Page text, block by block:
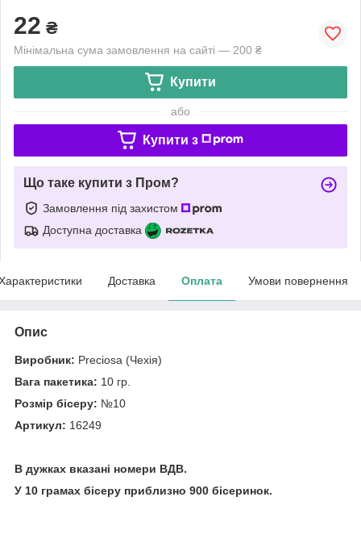
22 ₴
Мінімальна сума замовлення на сайті — 200 ₴
Купити
або
Купити з
Що таке купити з Пром?
Замовлення під захистом
Доступна доставка
Доставка Оплата Умови повернення
Опис
Виробник: Preciosa (Чехія)
Вага пакетика: 10 гр.
Розмір бісеру: №10
Артикул: 16249
В дужках вказані номери ВДВ.
У 10 грамах бісеру приблизно 900 бісеринок.